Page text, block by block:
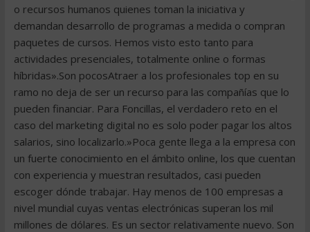
o recursos humanos quienes toman la iniciativa y
demandan desarrollo de programas a medida o compran
paquetes de cursos. Hemos visto esto tanto para
actividades presenciales, totalmente online o formas
híbridas».Son pocosAtraer a los profesionales top en su
ramo no deja de ser un recurso para las compañías que lo
pueden financiar. Para Foncillas, el verdadero reto en el
caso del marketing digital no es solo poder pagar los altos
salarios, sino localizarlo.»Poca gente llega a la empresa con
un fuerte conocimiento en el ámbito online, los que cuentan
con experiencia y muestran resultados, casi pueden
escoger dónde trabajar. Hay menos de 100 empresas a
nivel mundial cuyas ventas electrónicas superan los mil
millones de dólares. Es un sector relativamente nuevo. Son